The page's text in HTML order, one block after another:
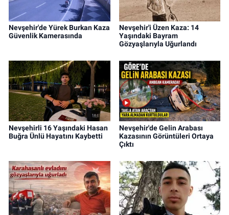
Nevşehir'de Yürek Burkan Kaza
Güvenlik Kamerasında
Nevşehir'i Üzen Kaza: 14
Yaşındaki Bayram
Gözyaşlarıyla Uğurlandı
Nevşehirli 16 Yaşındaki Hasan
Buğra Ünlü Hayatını Kaybetti
Nevşehir'de Gelin Arabası
Kazasının Görüntüleri Ortaya
Çıktı